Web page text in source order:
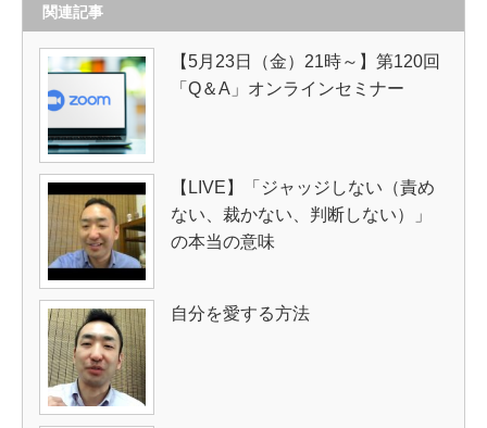
関連記事
【5月23日（金）21時～】第120回
「Q＆A」オンラインセミナー
【LIVE】「ジャッジしない（責め
ない、裁かない、判断しない）」
の本当の意味
自分を愛する方法